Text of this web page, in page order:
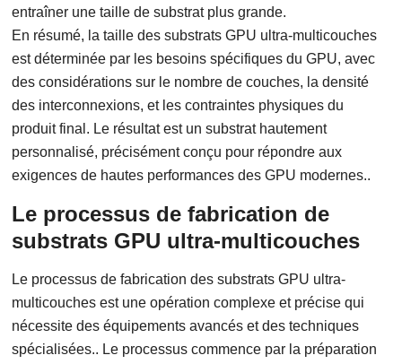
entraîner une taille de substrat plus grande.
En résumé, la taille des substrats GPU ultra-multicouches
est déterminée par les besoins spécifiques du GPU, avec
des considérations sur le nombre de couches, la densité
des interconnexions, et les contraintes physiques du
produit final. Le résultat est un substrat hautement
personnalisé, précisément conçu pour répondre aux
exigences de hautes performances des GPU modernes..
Le processus de fabrication de
substrats GPU ultra-multicouches
Le processus de fabrication des substrats GPU ultra-
multicouches est une opération complexe et précise qui
nécessite des équipements avancés et des techniques
spécialisées.. Le processus commence par la préparation